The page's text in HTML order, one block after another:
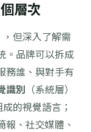
層次
但深入了解需
。品牌可以拆成
務誰、與對手有
識別 （系統層）
的視覺語言；
、社交媒體、